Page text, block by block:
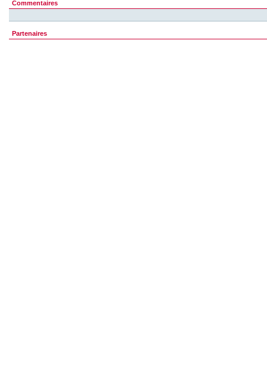
Commentaires
Partenaires